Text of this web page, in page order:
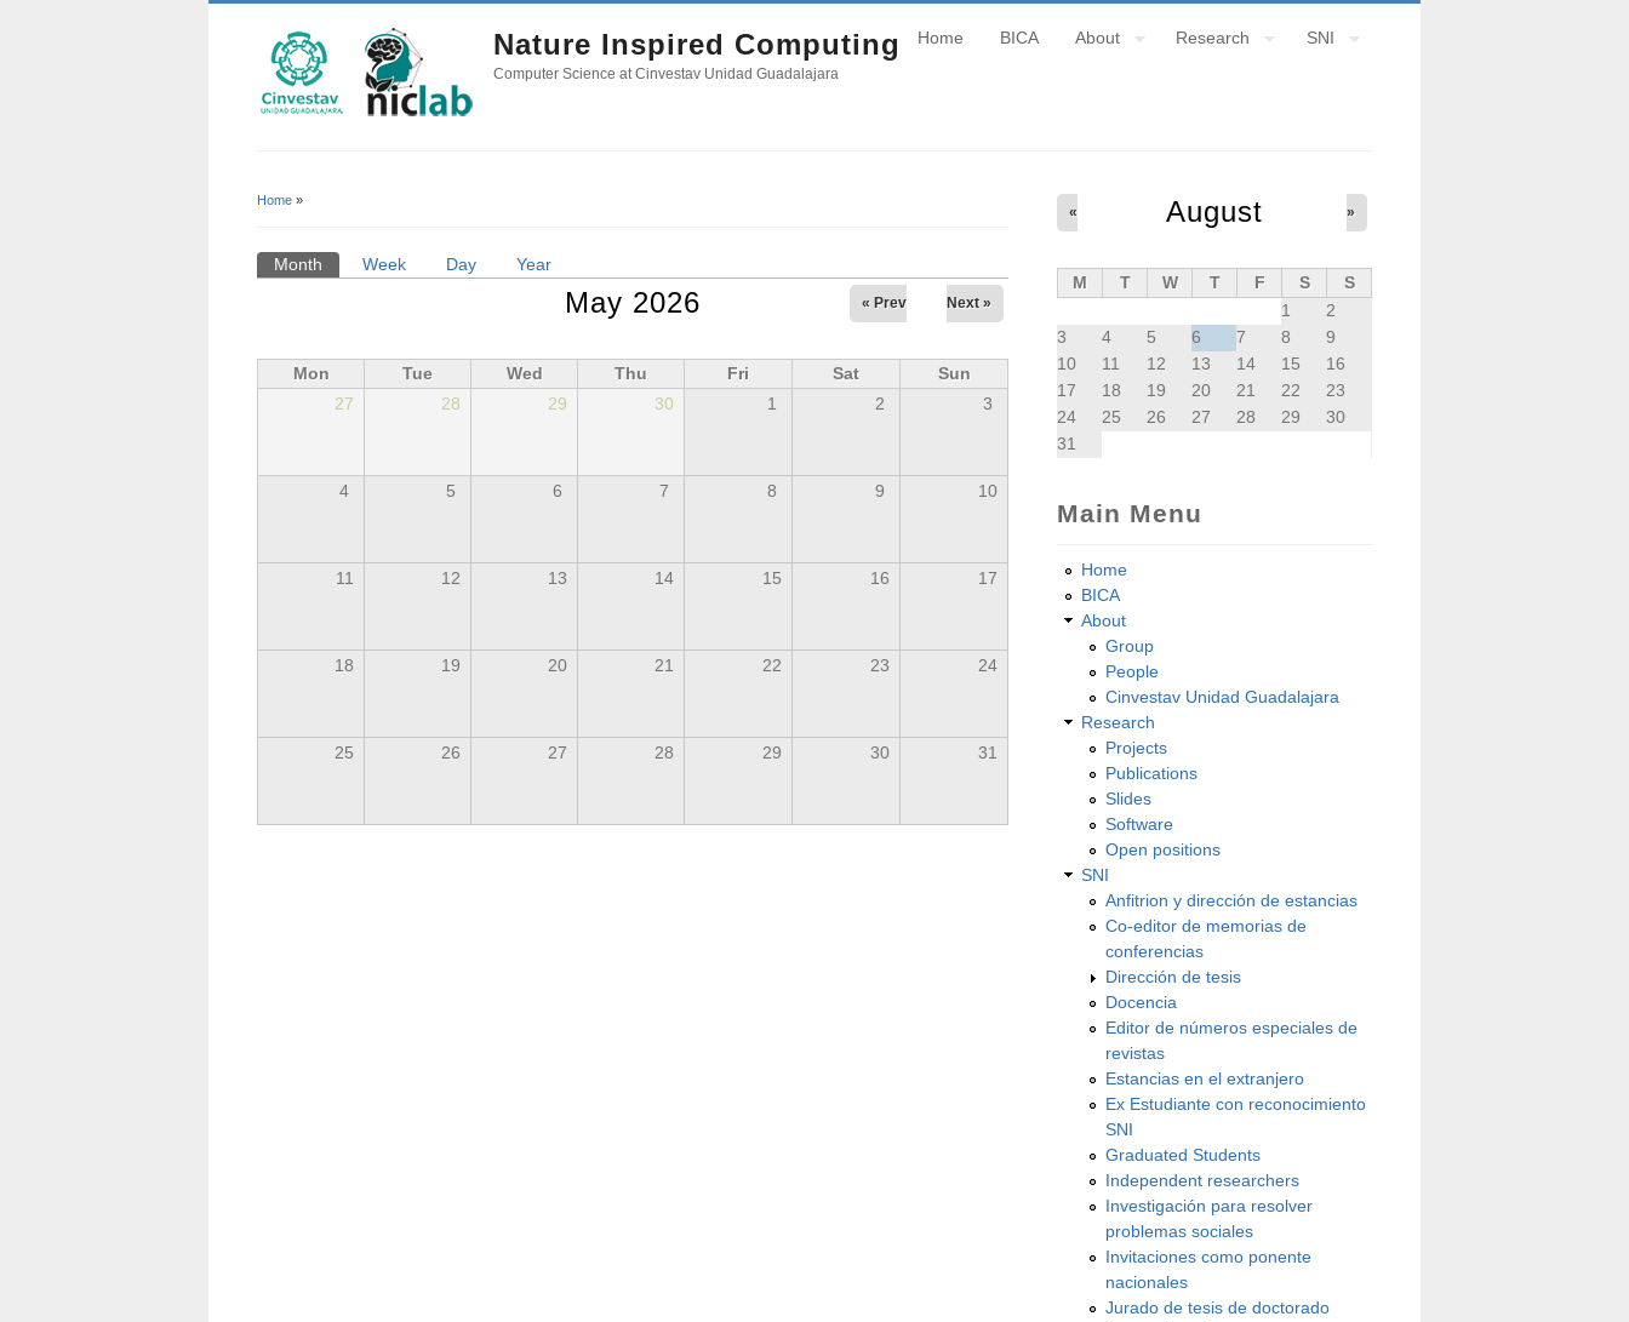
Nature Inspired Computing
Computer Science at Cinvestav Unidad Guadalajara
Home BICA About Research SNI
Home »
Primary Tabs
Month (active tab)
Week Day Year
May 2026 « Prev Next »
Mon Tue Wed Thu Fri Sat
Sun
27
28 29 30 1 2 3
4 5 6 7 8 9 10
11 12 13 14 15 16 17
18 19 20 21 22 23 24
25 26 27 28 29 30 31
August
« »
M T W T F S
S
1
2
3
4 5 6 7 8
9
10
11 12 13 14 15
16
17
18 19 20 21 22
23
24
25 26 27 28 29
30
31
Main Menu
Home
BICA
About
Group
People
Cinvestav Unidad Guadalajara
Research
Projects
Publications
Slides
Software
Open positions
SNI
Anfitrion y dirección de estancias
Co-editor de memorias de
conferencias
Dirección de tesis
Docencia
Editor de números especiales de
revistas
Estancias en el extranjero
Ex Estudiante con reconocimiento
SNI
Graduated Students
Independent researchers
Investigación para resolver
problemas sociales
Invitaciones como ponente
nacionales
Jurado de tesis de doctorado